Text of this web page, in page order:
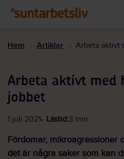
till
Hem Artiklar Arbeta aktivt
Arbeta aktivt med
jobbet
1 juli 2021 Lästid:3 min
Fördomar, mikroagressioner
det är några saker som kan